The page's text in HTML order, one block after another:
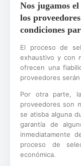
Nos jugamos
los
condiciones
El proceso de
exhaustivo y con
ofrecen una
proveedores serán
Por otra parte,
proveedores son
se atisba alguna
garantía de
inmediatamente
proceso de
económica.